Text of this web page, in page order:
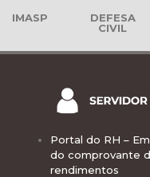
IMASP
DEFESA
CIVIL
Portal do RH –
do comprovante
rendimentos